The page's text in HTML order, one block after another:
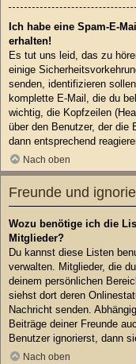
Ich habe eine Spam-E-
erhalten!
Es tut uns leid, das zu
einige
senden, identifizieren
komplette E-Mail, die du
wichtig, die Kopfzeilen
über den Benutzer, der die
dann entsprechend
Nach oben
Freunde und
Wozu benötige ich die
Mitglieder?
Du kannst diese Listen
verwalten. Mitglieder, die
deinem persönlichen
siehst dort deren
Nachricht senden.
Beiträge deiner Freunde
Benutzer ignorierst, dann
Nach oben